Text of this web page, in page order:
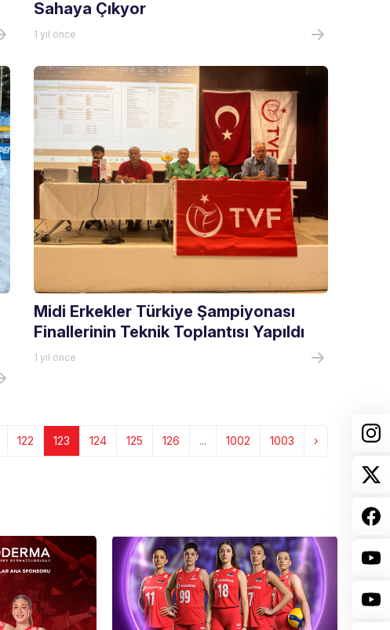
Sahaya Çıkyor
1 yıl önce
Midi Erkekler Türkiye Şampiyonası
Finallerinin Teknik Toplantısı Yapıldı
1 yıl önce
122 123 124 125 126 ... 1002 1003 ›